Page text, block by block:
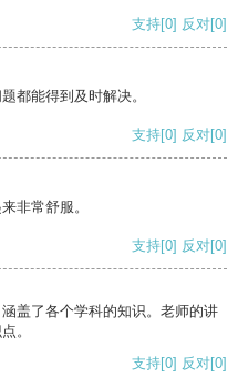
支持[0] 反对[0]
都能得到及时解决。
支持[0] 反对[0]
非常舒服。
支持[0] 反对[0]
盖了各个学科的知识。老师的讲
。
支持[0] 反对[0]